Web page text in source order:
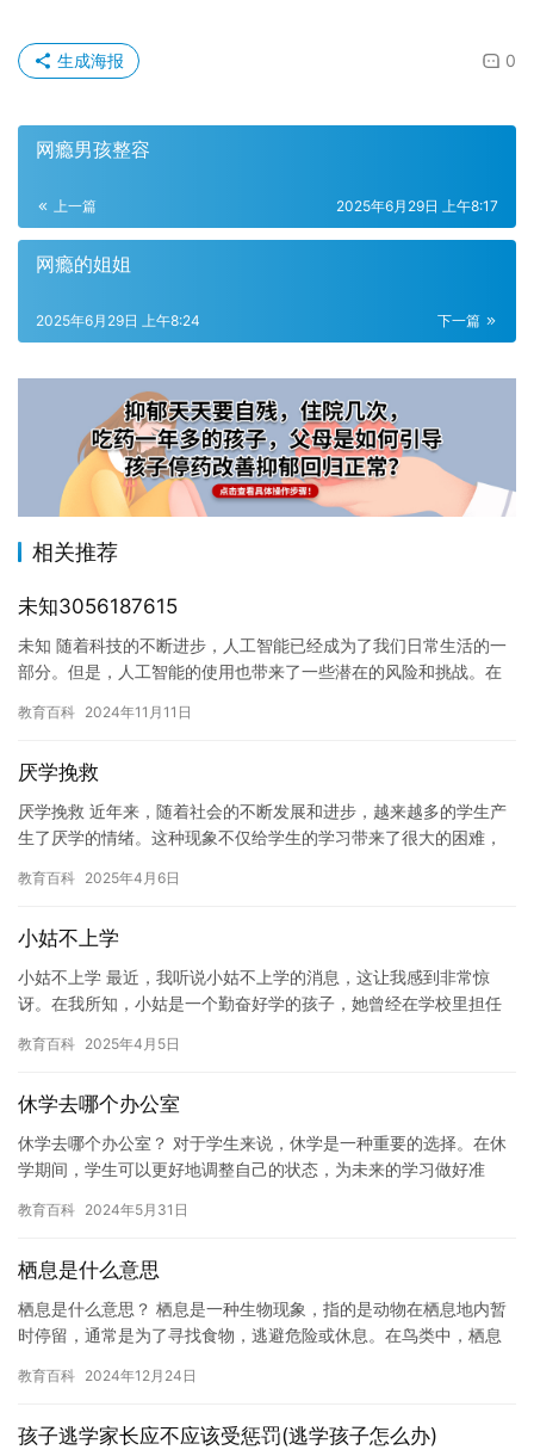
0
生成海报
网瘾男孩整容
上一篇 2025年6月29日 上午8:17
网瘾的姐姐
下一篇
2025年6月29日 上午8:24
相关推荐
未知3056187615
未知 随着科技的不断进步，人工智能已经成为了我们日常生活的一
部分。但是，人工智能的使用也带来了一些潜在的风险和挑战。在
这些…
教育百科 2024年11月11日
厌学挽救
厌学挽救 近年来，随着社会的不断发展和进步，越来越多的学生产
生了厌学的情绪。这种现象不仅给学生的学习带来了很大的困难，
绪呢…
教育百科 2025年4月6日
小姑不上学
小姑不上学 最近，我听说小姑不上学的消息，这让我感到非常惊
讶。在我所知，小姑是一个勤奋好学的孩子，她曾经在学校里担任
家庭问…
教育百科 2025年4月5日
休学去哪个办公室
休学去哪个办公室？ 对于学生来说，休学是一种重要的选择。在休
学期间，学生可以更好地调整自己的状态，为未来的学习做好准
生需…
教育百科 2024年5月31日
栖息是什么意思
栖息是什么意思？ 栖息是一种生物现象，指的是动物在栖息地内暂
时停留，通常是为了寻找食物，逃避危险或休息。在鸟类中，栖息
代。在…
教育百科 2024年12月24日
孩子逃学家长应不应该受惩罚(逃学孩子怎么办)